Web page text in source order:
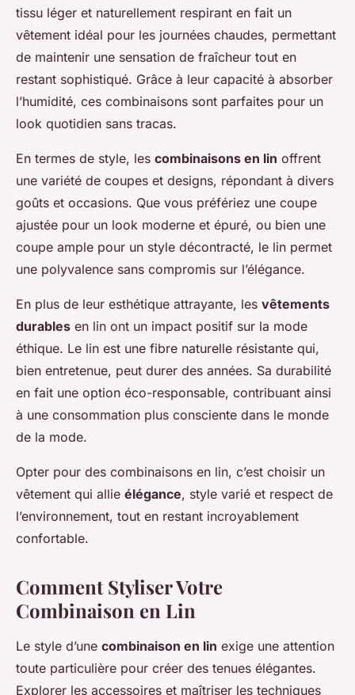
tissu léger et naturellement respirant en fait un
vêtement idéal pour les journées chaudes, permettant
de maintenir une sensation de fraîcheur tout en
restant sophistiqué. Grâce à leur capacité à absorber
l’humidité, ces combinaisons sont parfaites pour un
look quotidien sans tracas.
En termes de style, les combinaisons en lin offrent
une variété de coupes et designs, répondant à divers
goûts et occasions. Que vous préfériez une coupe
ajustée pour un look moderne et épuré, ou bien une
coupe ample pour un style décontracté, le lin permet
une polyvalence sans compromis sur l’élégance.
En plus de leur esthétique attrayante, les vêtements
durables en lin ont un impact positif sur la mode
éthique. Le lin est une fibre naturelle résistante qui,
bien entretenue, peut durer des années. Sa durabilité
en fait une option éco-responsable, contribuant ainsi
à une consommation plus consciente dans le monde
de la mode.
Opter pour des combinaisons en lin, c’est choisir un
vêtement qui allie élégance, style varié et respect de
l’environnement, tout en restant incroyablement
confortable.
Comment Styliser Votre
Combinaison en Lin
Le style d’une combinaison en lin exige une attention
toute particulière pour créer des tenues élégantes.
Explorer les accessoires et maîtriser les techniques